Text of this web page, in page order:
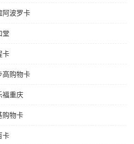
阿波罗卡
堂
卡
高购物卡
福重庆
购物卡
卡